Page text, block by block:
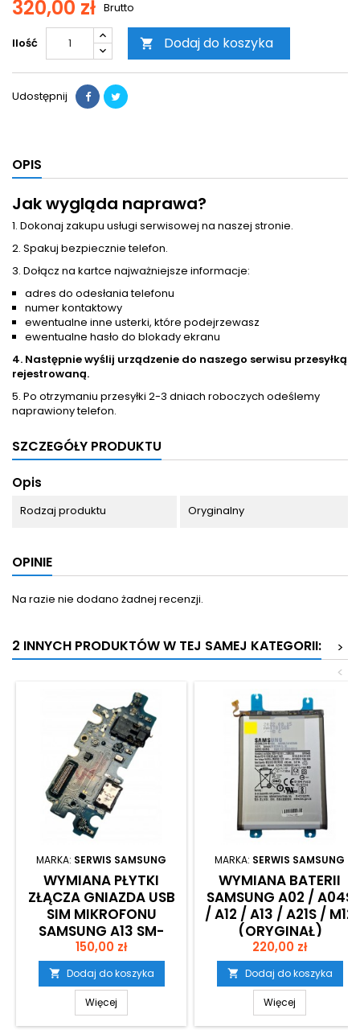
320,00 zł Brutto
Ilość  Dodaj do koszyka
Udostępnij
OPIS
Jak wygląda naprawa?
1. Dokonaj zakupu usługi serwisowej na naszej stronie.
2. Spakuj bezpiecznie telefon.
3. Dołącz na kartce najważniejsze informacje:
adres do odesłania telefonu
numer kontaktowy
ewentualne inne usterki, które podejrzewasz
ewentualne hasło do blokady ekranu
4. Następnie wyślij urządzenie do naszego serwisu przesyłką
rejestrowaną.
5. Po otrzymaniu przesyłki 2-3 dniach roboczych odeślemy
naprawiony telefon.
SZCZEGÓŁY PRODUKTU
Opis
Rodzaj produktu Oryginalny
OPINIE
Na razie nie dodano żadnej recenzji.
2 INNYCH PRODUKTÓW W TEJ SAMEJ KATEGORII:
>
<
MARKA: SERWIS SAMSUNG
WYMIANA PŁYTKI
ZŁĄCZA GNIAZDA USB
SIM MIKROFONU
SAMSUNG A13 SM-
A137F
Cena
150,00 zł
 Dodaj do koszyka
Więcej
MARKA: SERWIS SAMSUNG
WYMIANA BATERII
SAMSUNG A02 / A04S
/ A12 / A13 / A21S / M12
(ORYGINAŁ)
Cena
220,00 zł
 Dodaj do koszyka
Więcej